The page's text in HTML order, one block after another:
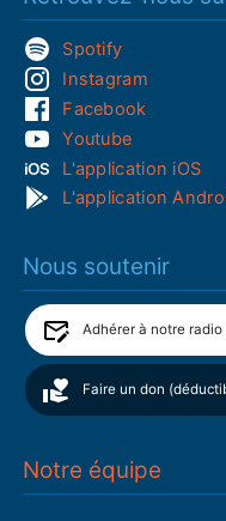
Spotify
Instagram
Facebook
Youtube
L'application iOS
L'application
Nous soutenir
Adhérer à notre
Faire un don
Notre équipe